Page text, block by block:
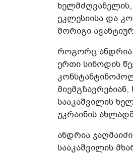
ეკლესიისა და
მორიგი
როგორც ანდრია
ერთი სინოდის
სააკაშვილის
უკრაინის
ანდრია
სააკაშვილის